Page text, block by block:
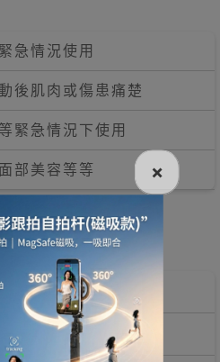
急情況使用
後肌肉或傷患痛楚
緊急情況下使用
部美容等等 ×